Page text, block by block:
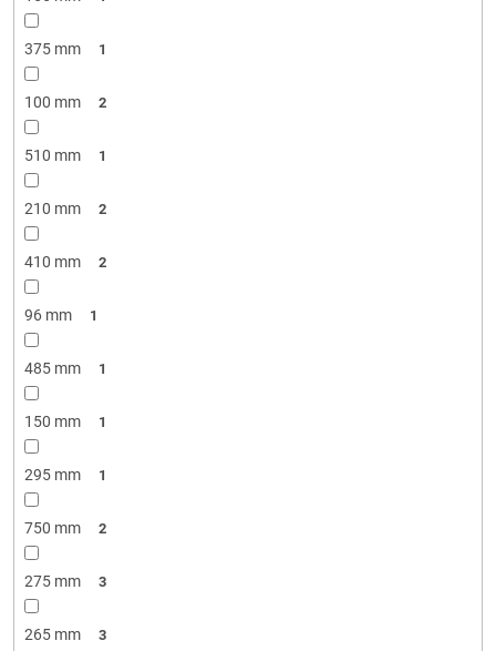
375 mm 1
100 mm 2
510 mm 1
210 mm 2
410 mm 2
96 mm 1
485 mm 1
150 mm 1
295 mm 1
750 mm 2
275 mm 3
265 mm 3